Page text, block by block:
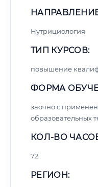
Нутрициология
ТИП КУРСОВ:
повышение
ФОРМА
заочно с
образовательных
КОЛ-ВО
72
РЕГИОН: